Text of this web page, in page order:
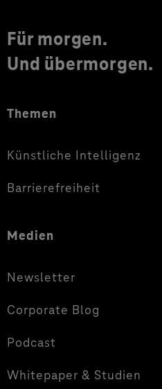
Für morgen.
Und übermorgen.
Themen
Künstliche Intelligenz
Barrierefreiheit
Medien
Newsletter
Corporate Blog
Podcast
Whitepaper & Studien